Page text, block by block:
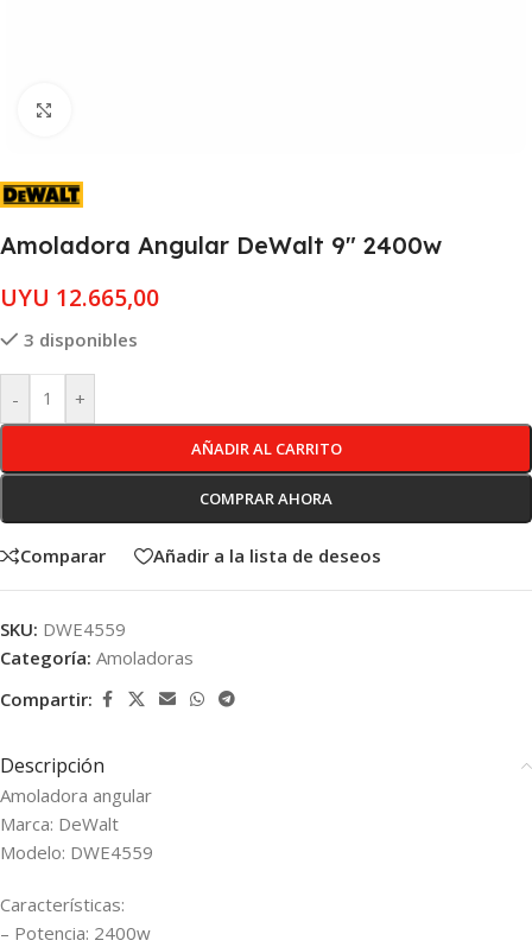
Amoladora Angular DeWalt 9″ 2400w
UYU 12.665,00
3 disponibles
- +
AÑADIR AL CARRITO
COMPRAR AHORA
Comparar Añadir a la lista de deseos
SKU: DWE4559
Categoría: Amoladoras
Compartir:
Descripción
Amoladora angular
Marca: DeWalt
Modelo: DWE4559
Características:
– Potencia: 2400w